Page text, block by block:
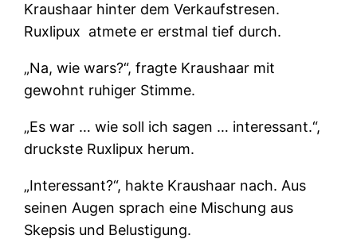
Kraushaar hinter dem Verkaufstresen.
Ruxlipux atmete er erstmal tief durch.
„Na, wie wars?“, fragte Kraushaar mit
gewohnt ruhiger Stimme.
„Es war … wie soll ich sagen … interessant.“,
druckste Ruxlipux herum.
„Interessant?“, hakte Kraushaar nach. Aus
seinen Augen sprach eine Mischung aus
Skepsis und Belustigung.